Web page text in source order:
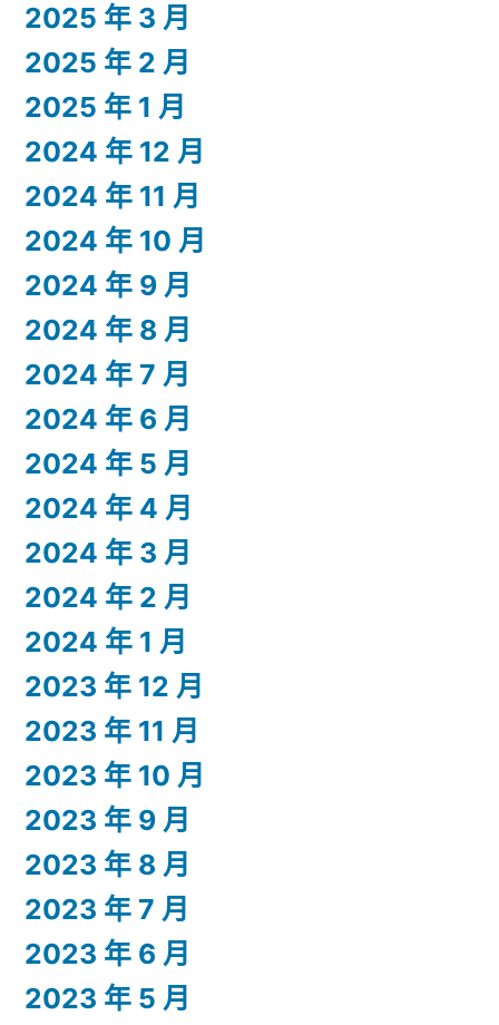
2025 年 3 月
2025 年 2 月
2025 年 1 月
2024 年 12 月
2024 年 11 月
2024 年 10 月
2024 年 9 月
2024 年 8 月
2024 年 7 月
2024 年 6 月
2024 年 5 月
2024 年 4 月
2024 年 3 月
2024 年 2 月
2024 年 1 月
2023 年 12 月
2023 年 11 月
2023 年 10 月
2023 年 9 月
2023 年 8 月
2023 年 7 月
2023 年 6 月
2023 年 5 月